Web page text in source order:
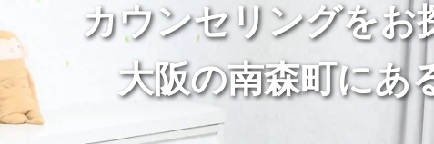
カウンセリングをお
大阪の南森町にあ